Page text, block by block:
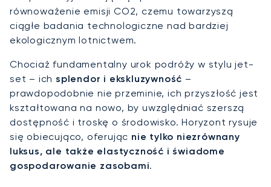
równoważenie emisji CO2, czemu towarzyszą
ciągłe badania technologiczne nad bardziej
ekologicznym lotnictwem.
Chociaż fundamentalny urok podróży w stylu jet-
set – ich splendor i ekskluzywność –
prawdopodobnie nie przeminie, ich przyszłość jest
kształtowana na nowo, by uwzględniać szerszą
dostępność i troskę o środowisko. Horyzont rysuje
się obiecująco, oferując nie tylko niezrównany
luksus, ale także elastyczność i świadome
gospodarowanie zasobami.